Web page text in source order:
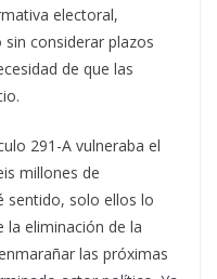
electoral,
considerar plazos
de que las
291-A vulneraba el
millones de
sentido, solo ellos lo
la eliminación de la
las próximas